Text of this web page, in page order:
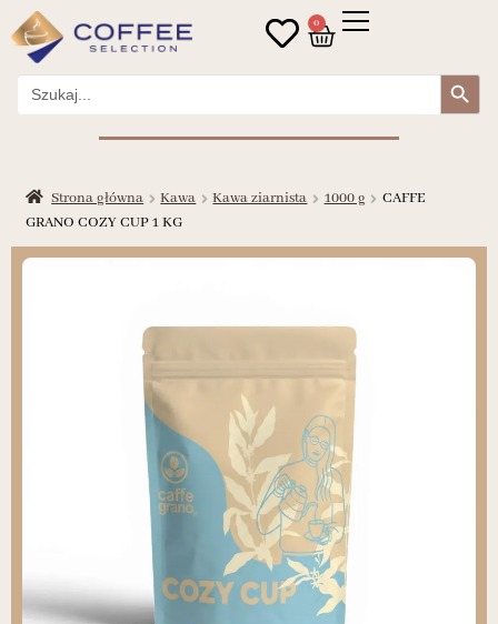
0
Search
for:
Search Button
Strona główna Kawa Kawa ziarnista 1000 g
CAFFE
GRANO COZY CUP 1 KG